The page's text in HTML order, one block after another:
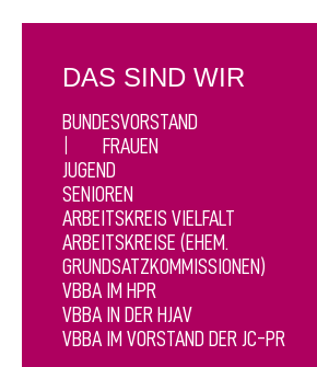
DAS SIND WIR
BUNDESVORSTAND
FRAUEN
JUGEND
SENIOREN
ARBEITSKREIS VIELFALT
ARBEITSKREISE (EHEM.
GRUNDSATZKOMMISSIONEN)
VBBA IM HPR
VBBA IN DER HJAV
VBBA IM VORSTAND DER JC-PR